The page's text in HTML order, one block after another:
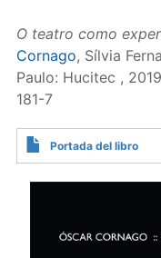
O teatro como
Cornago, Sílvia
Paulo: Hucitec ,
181-7
Portada del libro